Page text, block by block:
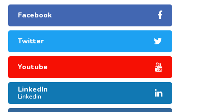
Facebook
Twitter
Youtube
LinkedIn
Linkedin